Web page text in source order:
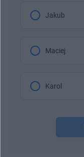
Jakub
Maciej
Karol